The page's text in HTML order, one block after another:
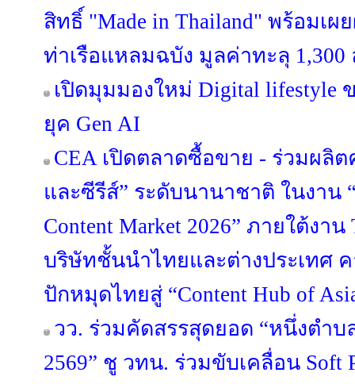
สิทธิ์ "Made in Thailand" พร้อมเ
ท่าเรือแหลมฉบัง มูลค่าทะลุ 1,300
เปิดมุมมองใหม่ Digital lifestyle
ยุค Gen AI
CEA เปิดตลาดซื้อขาย - ร่วมผลิ
และซีรีส์” ระดับนานาชาติ ในงาน
Content Market 2026” ภายใต้งา
บริษัทชั้นนำไทยและต่างประเทศ ค
ปักหมุดไทยสู่ “Content Hub of
วว. ร่วมคัดสรรสุดยอด “หนึ่งตำ
2569” ชู วทน. ร่วมขับเคลื่อน Soft